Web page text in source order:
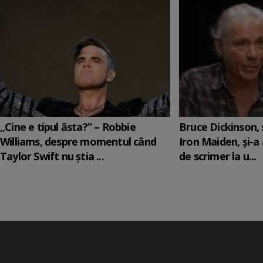
„Cine e tipul ăsta?” – Robbie
Williams, despre momentul când
Taylor Swift nu știa ...
Bruce
Iron Maiden, şi-
de scrimer la u...